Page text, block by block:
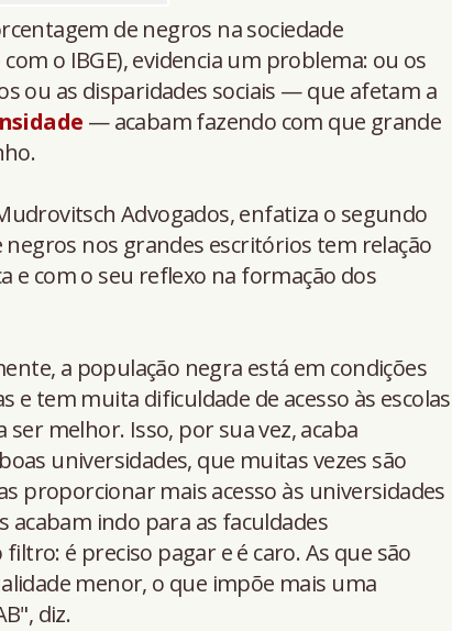
de negros na sociedade
o IBGE), evidencia um problema: ou os
ou as disparidades sociais — que afetam a
— acabam fazendo com que grande
Advogados, enfatiza o segundo
nos grandes escritórios tem relação
e com o seu reflexo na formação dos
a população negra está em condições
e tem muita dificuldade de acesso às escolas
melhor. Isso, por sua vez, acaba
universidades, que muitas vezes são
proporcionar mais acesso às universidades
indo para as faculdades
é preciso pagar e é caro. As que são
menor, o que impõe mais uma
diz.